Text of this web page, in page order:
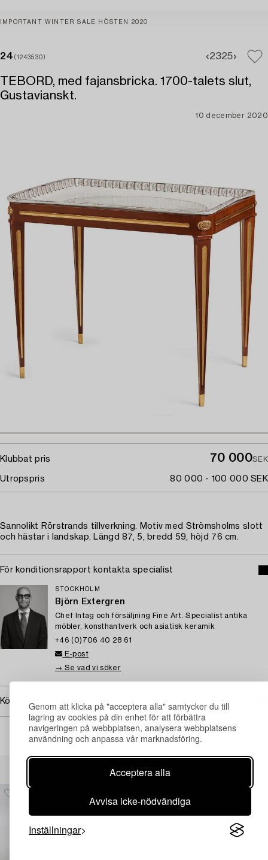
Genom att klicka på "acceptera alla" samtycker du till
lagring av cookies på din enhet för att förbättra
navigeringen på webbplatsen, analysera webbplatsens
användning och anpassa vår marknadsföring.
Acceptera alla
Avvisa icke-nödvändiga
Inställningar
IMPORTANT WINTER SALE HÖSTEN 2020
24 (1243530) 2325
TEBORD, med fajansbricka. 1700-talets slut,
Gustavianskt.
10 december 2020
Klubbat pris 70 000SEK
Utropspris 80 000 - 100 000 SEK
Sannolikt Rörstrands tillverkning. Motiv med Strömsholms slott
och hästar i landskap. Längd 87, 5, bredd 59, höjd 76 cm.
För konditionsrapport kontakta specialist
STOCKHOLM
Björn Extergren
Chef Intag och försäljning Fine Art. Specialist antika
möbler, konsthantverk och asiatisk keramik
+46 (0)706 40 28 61
E-post
→ Se vad vi söker
Köpinformation